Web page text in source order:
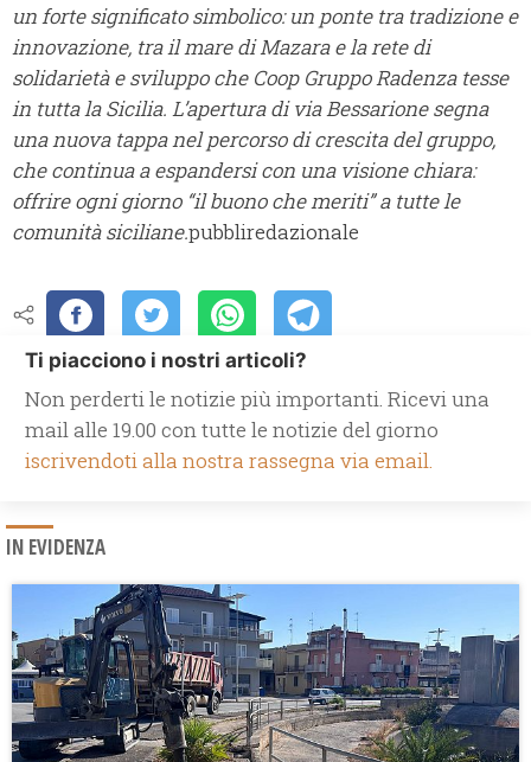
un forte significato simbolico: un ponte tra tradizione e
innovazione, tra il mare di Mazara e la rete di
solidarietà e sviluppo che Coop Gruppo Radenza tesse
in tutta la Sicilia. L’apertura di via Bessarione segna
una nuova tappa nel percorso di crescita del gruppo,
che continua a espandersi con una visione chiara:
offrire ogni giorno “il buono che meriti” a tutte le
comunità siciliane.pubbliredazionale
Ti piacciono i nostri articoli?
Non perderti le notizie più importanti. Ricevi una
mail alle 19.00 con tutte le notizie del giorno
iscrivendoti alla nostra rassegna via email.
IN EVIDENZA